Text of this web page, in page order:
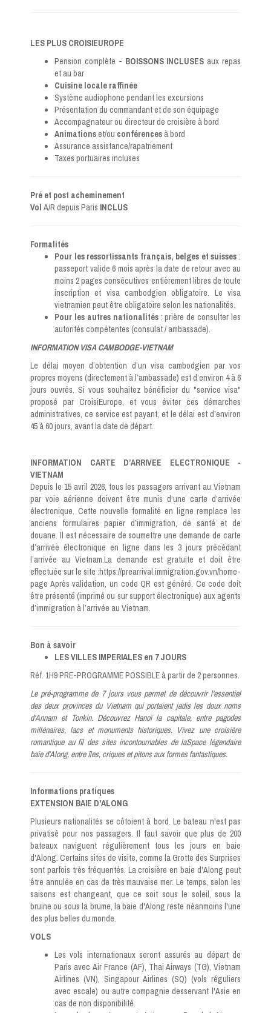
LES PLUS CROISIEUROPE
Pension complète - BOISSONS INCLUSES aux repas
et au bar
Cuisine locale raffinée
Système audiophone pendant les excursions
Présentation du commandant et de son équipage
Accompagnateur ou directeur de croisière à bord
Animationset/ou conférences à bord
Assurance assistance/rapatriement
Taxes portuaires incluses
Pré et post acheminement
Vol A/R depuis Paris INCLUS
Formalités
Pour les ressortissants français, belges et suisses :
passeport valide 6 mois après la date de retour avec au
moins 2 pages consécutives entièrement libres de toute
inscription et visa cambodgien obligatoire. Le visa
vietnamien peut être obligatoire selon les nationalités.
Pour les autres nationalités: prière de consulter les
autorités compétentes (consulat / ambassade).
INFORMATION VISA CAMBODGE-VIETNAM
Le délai moyen d’obtention d’un visa cambodgien par vos
propres moyens (directement à l’ambassade) est d’environ 4 à 6
jours ouvrés. Si vous souhaitez bénéficier du "service visa"
proposé par CroisiEurope, et vous éviter ces démarches
administratives, ce service est payant, et le délai est d’environ
45 à 60 jours, avant la date de départ.
INFORMATION CARTE D’ARRIVEE ELECTRONIQUE -
VIETNAM
Depuis le 15 avril 2026, tous les passagers arrivant au Vietnam
par voie aérienne doivent être munis d’une carte d’arrivée
électronique. Cette nouvelle formalité en ligne remplace les
anciens formulaires papier d’immigration, de santé et de
douane. Il est nécessaire de soumettre une demande de carte
d’arrivée électronique en ligne dans les 3 jours précédant
l’arrivée au Vietnam.La demande est gratuite et doit être
effectuée sur le site :https://prearrival.immigration.gov.vn/home-
page Après validation, un code QR est généré. Ce code doit
être présenté (imprimé ou sur support électronique) aux agents
d’immigration à l’arrivée au Vietnam.
Bon à savoir
LES VILLES IMPERIALES en 7 JOURS
Réf. 1H9 PRE-PROGRAMME POSSIBLE à partir de 2 personnes.
Le pré-programme de 7 jours vous permet de découvrir l'essentiel
des deux provinces du Vietnam qui portaient jadis les doux noms
d'Annam et Tonkin. Découvrez Hanoï la capitale, entre pagodes
millénaires, lacs et monuments historiques. Vivez une croisière
romantique au fil des sites incontournables de laSpace légendaire
baie d'Along, entre îles, criques et pitons aux formes fantastiques.
Informations pratiques
EXTENSION BAIE D'ALONG
Plusieurs nationalités se côtoient à bord. Le bateau n'est pas
privatisé pour nos passagers. Il faut savoir que plus de 200
bateaux naviguent régulièrement tous les jours en baie
d'Along. Certains sites de visite, comme la Grotte des Surprises
sont parfois très fréquentés. La croisière en baie d'Along peut
être annulée en cas de très mauvaise mer. Le temps, selon les
saisons est changeant, que ce soit sous le soleil, sous la
bruine ou sous la brume, la baie d'Along reste néanmoins l'une
des plus belles du monde.
VOLS
Les vols internationaux seront assurés au départ de
Paris avec Air France (AF), Thai Airways (TG), Vietnam
Airlines (VN), Singapour Airlines (SQ) (vols réguliers
avec escale) ou autre compagnie desservant l'Asie en
cas de non disponibilité.